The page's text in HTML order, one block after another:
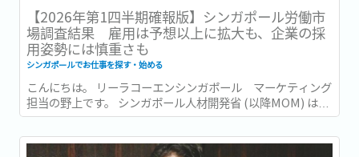
【2026年第1四半期確報版】シンガポール労働市
場調査結果 雇用は予想以上に拡大も、企業の採
用姿勢には慎重さも
シンガポールでお仕事を探す・始める
こんにちは。 リーラコーエンシンガポール マーケティング
担当の野上です。 シンガポール人材開発省 (以降MOM) は先
日の2026年6月15日、2026年第1四半期 (1〜3月) の労働市場
レポート (Labour Market Report) を発表しました。...